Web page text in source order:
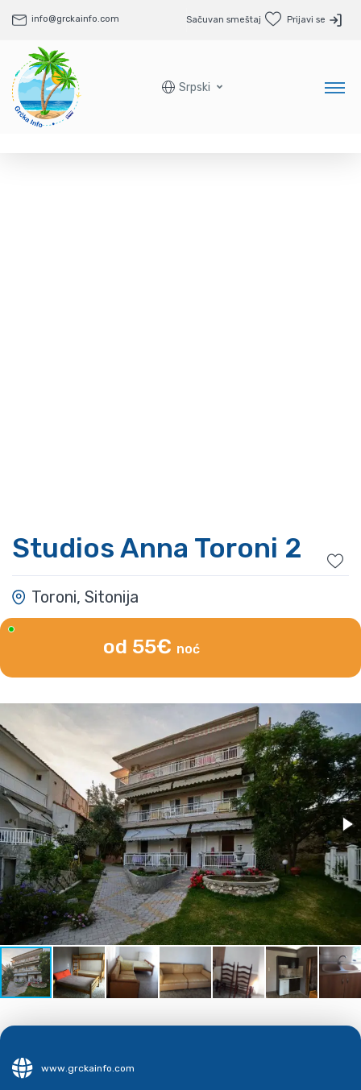
info@grckainfo.com Sačuvan smeštaj Prijavi se
Srpski
Studios Anna Toroni 2
Toroni, Sitonija
od 55€ noć
www.grckainfo.com